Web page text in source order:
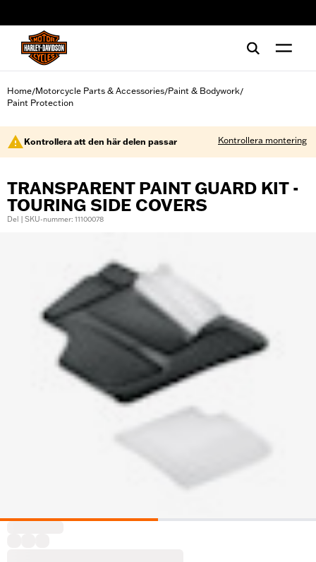
Home/Motorcycle Parts & Accessories/Paint & Bodywork/
Paint Protection
Kontrollera att den här delen passar Kontrollera montering
TRANSPARENT PAINT GUARD KIT -
TOURING SIDE COVERS
Del | SKU-nummer: 11100078